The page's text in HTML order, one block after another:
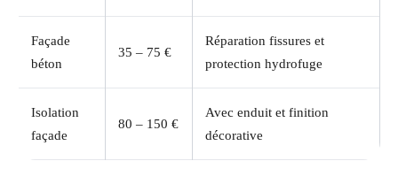
Façade
béton
35 – 75 €
Réparation fissures et
protection hydrofuge
Isolation
façade
80 – 150 €
Avec enduit et finition
décorative